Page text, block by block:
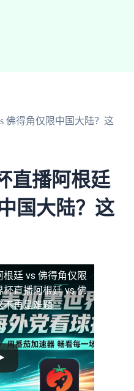
佛得角仅限中国大陆？这
直播阿根廷
国大陆？这
廷 vs 佛得角仅限
杯直播阿根廷 vs 佛
不再是难题